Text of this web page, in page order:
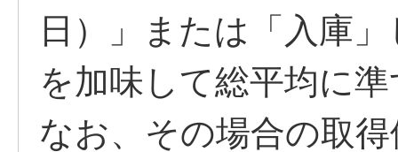
日）」または「入庫
を加味して総平均に
なお、その場合の取